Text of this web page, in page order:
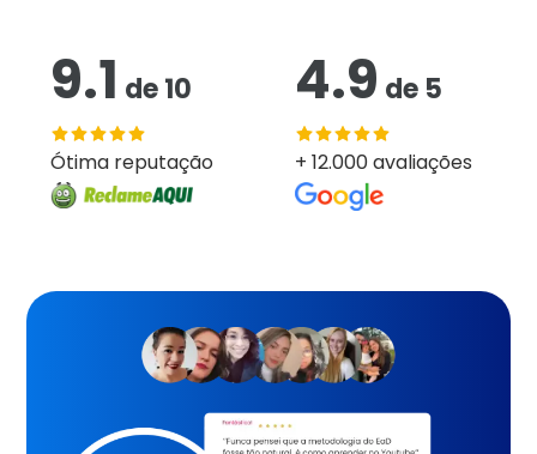
9.1 de10
Ótima reputação
4.9 de 5
+ 12.000 avaliações